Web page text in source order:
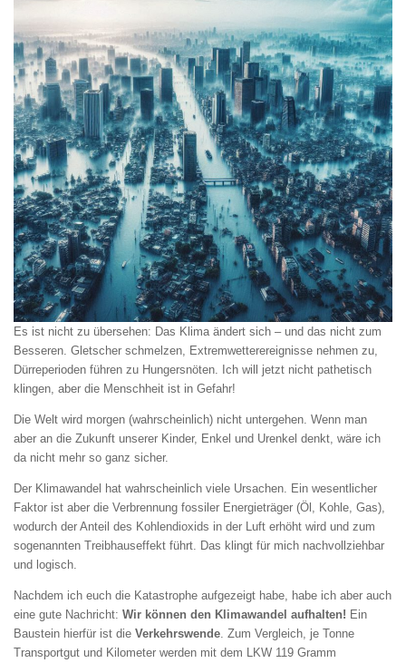
Es ist nicht zu übersehen: Das Klima ändert sich – und das nicht zum
Besseren. Gletscher schmelzen, Extremwetterereignisse nehmen zu,
Dürreperioden führen zu Hungersnöten. Ich will jetzt nicht pathetisch
klingen, aber die Menschheit ist in Gefahr!
Die Welt wird morgen (wahrscheinlich) nicht untergehen. Wenn man
aber an die Zukunft unserer Kinder, Enkel und Urenkel denkt, wäre ich
da nicht mehr so ganz sicher.
Der Klimawandel hat wahrscheinlich viele Ursachen. Ein wesentlicher
Faktor ist aber die Verbrennung fossiler Energieträger (Öl, Kohle, Gas),
wodurch der Anteil des Kohlendioxids in der Luft erhöht wird und zum
sogenannten Treibhauseffekt führt. Das klingt für mich nachvollziehbar
und logisch.
Nachdem ich euch die Katastrophe aufgezeigt habe, habe ich aber auch
eine gute Nachricht: Wir können den Klimawandel aufhalten! Ein
Baustein hierfür ist die Verkehrswende . Zum Vergleich, je Tonne
Transportgut und Kilometer werden mit dem LKW 119 Gramm